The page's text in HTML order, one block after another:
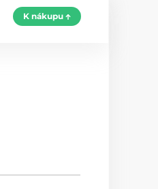
K nákupu